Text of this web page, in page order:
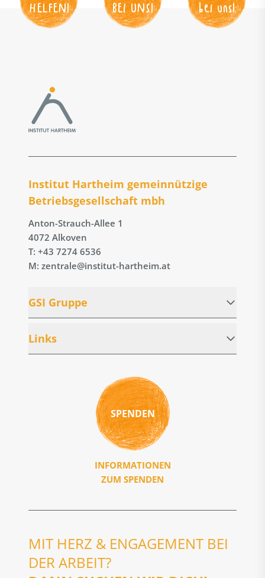
HELFEN!
BEI UNS!
bei uns!
Institut Hartheim gemeinnützige
Betriebs­gesellschaft mbh
Anton-Strauch-Allee 1
4072 Alkoven
T: +43 7274 6536
M: zentrale@institut-hartheim.at
GSI Gruppe
Links
SPENDEN
INFORMATIONEN
ZUM SPENDEN
MIT HERZ & ENGAGEMENT BEI
DER ARBEIT?